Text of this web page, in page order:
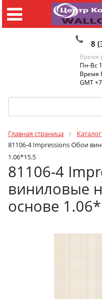
8
Время
Пн-Вс
Время
GMT +7
Главная страница Каталог
81106-4 Impressions Обои
1.06*15.5
81106-4
виниловые
основе